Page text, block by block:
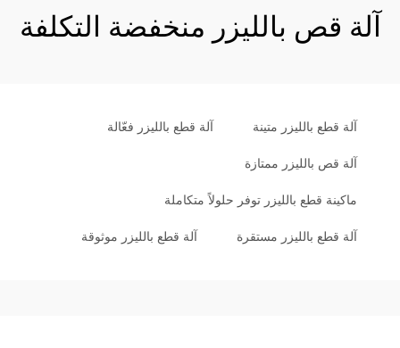
آلة قص بالليزر منخفضة التكلفة
آلة قطع بالليزر متينة آلة قطع بالليزر فعّالة
آلة قص بالليزر ممتازة
ماكينة قطع بالليزر توفر حلولاً متكاملة
آلة قطع بالليزر مستقرة آلة قطع بالليزر موثوقة